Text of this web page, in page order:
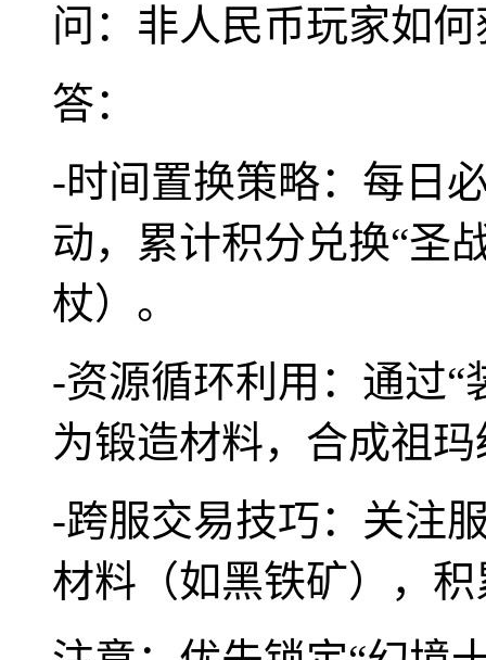
问：非人民币玩家如
答：
-时间置换策略：每日
动，累计积分兑换“圣
杖）。
-资源循环利用：通过“
为锻造材料，合成祖
-跨服交易技巧：关注
材料（如黑铁矿），